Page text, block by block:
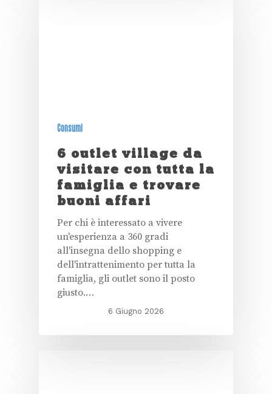
Consumi
6 outlet village da
visitare con tutta la
famiglia e trovare
buoni affari
Per chi è interessato a vivere
un'esperienza a 360 gradi
all'insegna dello shopping e
dell'intrattenimento per tutta la
famiglia, gli outlet sono il posto
giusto.…
6 Giugno 2026